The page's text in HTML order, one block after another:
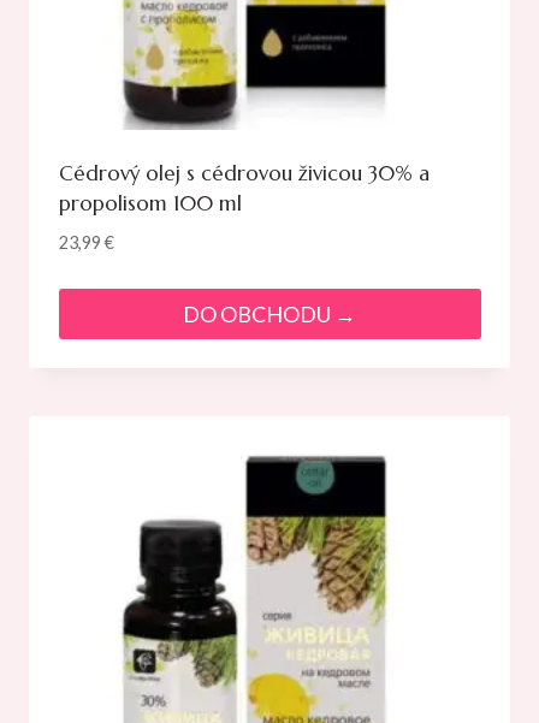
Cédrový olej s cédrovou živicou 30% a
propolisom 100 ml
23,99€
DO OBCHODU →